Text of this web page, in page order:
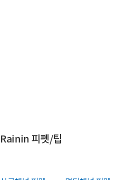
Rainin 피펫/팁